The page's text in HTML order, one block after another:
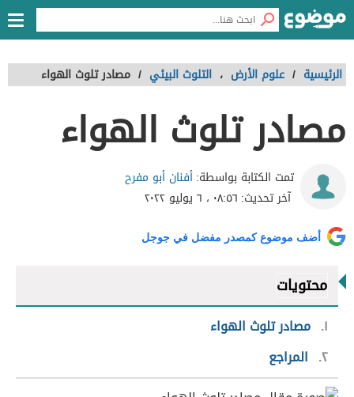
الرئيسية / علوم الأرض ، التلوث البيئي / مصادر تلوث الهواء
مصادر تلوث الهواء
تمت الكتابة بواسطة:أفنان أبو مفرح
آخر تحديث: ٠٨:٥٦ ، ٦ يوليو ٢٠٢٢
أضف موضوع كمصدر مفضل في جوجل
محتويات
١ مصادر تلوث الهواء
٢ المراجع